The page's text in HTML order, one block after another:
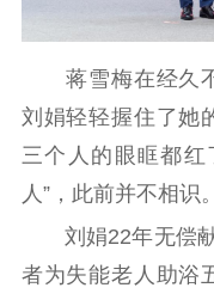
精品出版
电影创
党建要
蒋雪梅在经久不
刘娟轻轻握住了她
三个人的眼眶都
人”，此前并不相识。
刘娟22年无偿献
者为失能老人助浴